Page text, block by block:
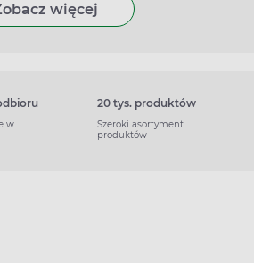
więcej
w
20 tys. produktów
Szeroki asortyment
produktów